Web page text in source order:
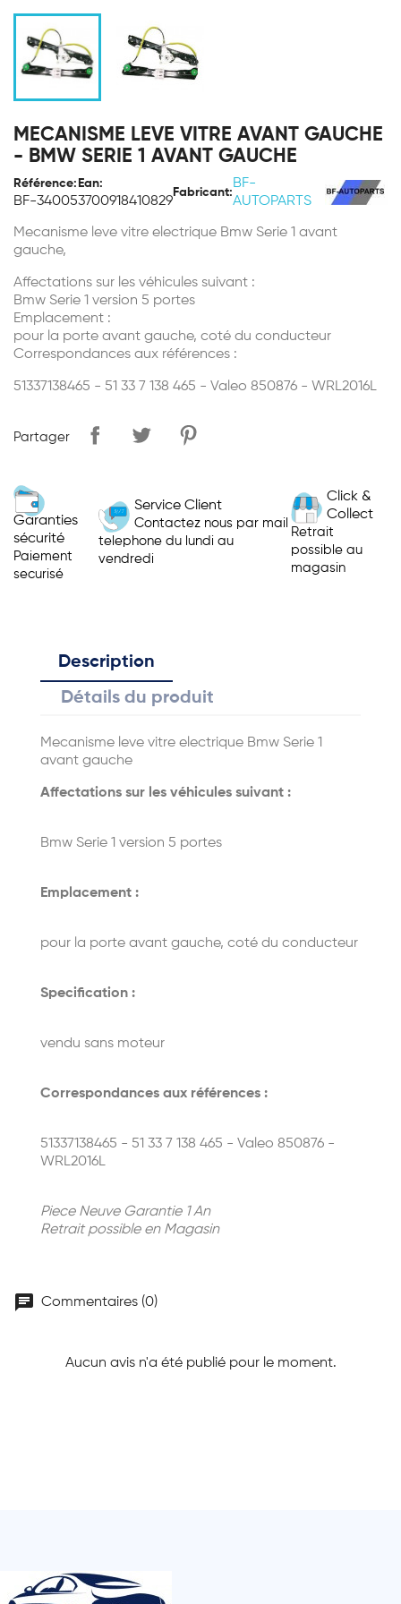
MECANISME LEVE VITRE AVANT GAUCHE
- BMW SERIE 1 AVANT GAUCHE
Référence:
BF-34005
Ean:
3700918410829
Fabricant:
BF-
AUTOPARTS
Mecanisme leve vitre electrique Bmw Serie 1 avant
gauche,
Affectations sur les véhicules suivant :
Bmw Serie 1 version 5 portes
Emplacement :
pour la porte avant gauche, coté du conducteur
Correspondances aux références :
51337138465 - 51 33 7 138 465 - Valeo 850876 - WRL2016L
Partager
Garanties
sécurité
Paiement
securisé
Service Client
Contactez nous par mail
telephone du lundi au
vendredi
Click &
Collect
Retrait
possible au
magasin
Description
Détails du produit
Mecanisme leve vitre electrique Bmw Serie 1
avant gauche
Affectations sur les véhicules suivant :
Bmw Serie 1 version 5 portes
Emplacement :
pour la porte avant gauche, coté du conducteur
Specification :
vendu sans moteur
Correspondances aux références :
51337138465 - 51 33 7 138 465 - Valeo 850876 -
WRL2016L
Piece Neuve Garantie 1 An
Retrait possible en Magasin
chat Commentaires (0)
Aucun avis n'a été publié pour le moment.